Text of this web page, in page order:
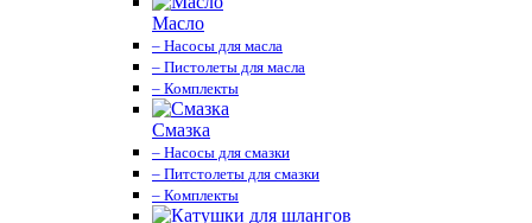
Масло
– Насосы для масла
– Пистолеты для масла
– Комплекты
Смазка
– Насосы для смазки
– Питстолеты для смазки
– Комплекты